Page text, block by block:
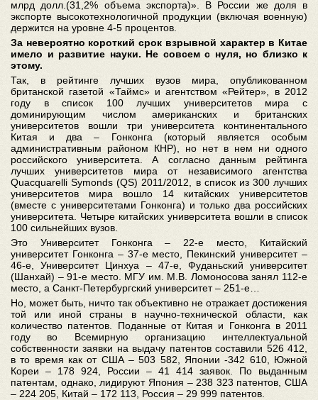
млрд долл.(31,2% объема экспорта)». В России же доля в
экспорте высокотехнологичной продукции (включая военную)
держится на уровне 4-5 процентов.
За невероятно короткий срок взрывной характер в Китае
имело и развитие науки. Не совсем с нуля, но близко к
этому.
Так, в рейтинге лучших вузов мира, опубликованном
британской газетой «Таймс» и агентством «Рейтер», в 2012
году в список 100 лучших университетов мира с
доминирующим числом американских и британских
университетов вошли три университета континентального
Китая и два – Гонконга (который является особым
административным районом КНР), но нет в нем ни одного
российского университета. А согласно данным рейтинга
лучших университетов мира от независимого агентства
Quacquarelli Symonds (QS) 2011/2012, в список из 300 лучших
университетов мира вошло 14 китайских университетов
(вместе с университетами Гонконга) и только два российских
университета. Четыре китайских университета вошли в список
100 сильнейших вузов.
Это Университет Гонконга – 22-е место, Китайский
университет Гонконга – 37-е место, Пекинский университет –
46-е, Университет Цинхуа – 47-е, Фуданьский университет
(Шанхай) – 91-е место. МГУ им. М.В. Ломоносова занял 112-е
место, а Санкт-Петербургский университет – 251-е…
Но, может быть, ничто так объективно не отражает достижения
той или иной страны в научно-технической области, как
количество патентов. Поданные от Китая и Гонконга в 2011
году во Всемирную организацию интеллектуальной
собственности заявки на выдачу патентов составили 526 412,
в то время как от США – 503 582, Японии -342 610, Южной
Кореи – 178 924, России – 41 414 заявок. По выданным
патентам, однако, лидируют Япония – 238 323 патентов, США
– 224 205, Китай – 172 113, Россия – 29 999 патентов.